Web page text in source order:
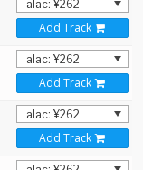
Add Track
Add Track
Add Track